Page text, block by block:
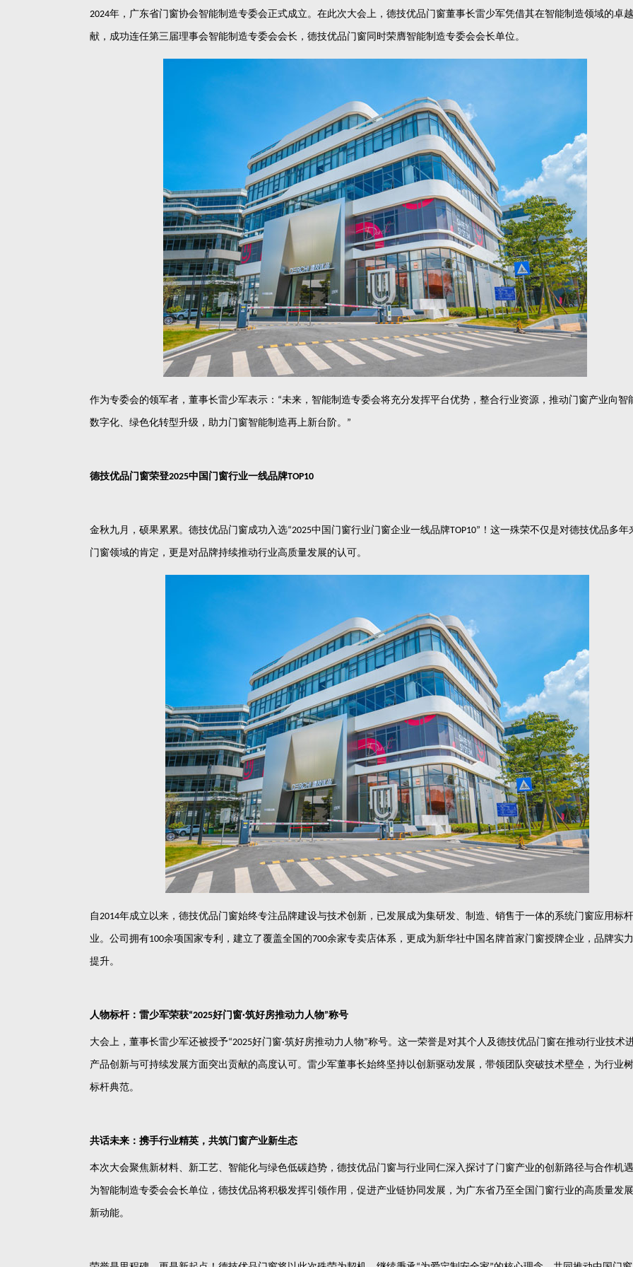
2024年，广东省门窗协会智能制造专委会正式成立。在此次大会上，德技优品门窗董事长雷少军凭借其在智能制造领域的卓
献，成功连任第三届理事会智能制造专委会会长，德技优品门窗同时荣膺智能制造专委会会长单位。
作为专委会的领军者，董事长雷少军表示： “未来，智能制造专委会将充分发挥平台优势，整合行业资源，推动门窗产业向智
数字化、绿色化转型升级，助力门窗智能制造再上新台阶。 ”
德技优品门窗荣登2025中国门窗行业一线品牌TOP10
金秋九月，硕果累累。德技优品门窗成功入选“2025中国门窗行业门窗企业一线品牌TOP10” ！这一殊荣不仅是对德技优品多年
门窗领域的肯定，更是对品牌持续推动行业高质量发展的认可。
自2014年成立以来，德技优品门窗始终专注品牌建设与技术创新，已发展成为集研发、制造、销售于一体的系统门窗应用标
业。公司拥有100余项国家专利，建立了覆盖全国的700余家专卖店体系，更成为新华社中国名牌首家门窗授牌企业，品牌实
提升。
人物标杆：雷少军荣获“2025好门窗·筑好房推动力人物”称号
大会上，董事长雷少军还被授予“2025好门窗·筑好房推动力人物”称号。这一荣誉是对其个人及德技优品门窗在推动行业技术进
产品创新与可持续发展方面突出贡献的高度认可。雷少军董事长始终坚持以创新驱动发展，带领团队突破技术壁垒，为行业
标杆典范。
共话未来：携手行业精英，共筑门窗产业新生态
本次大会聚焦新材料、新工艺、智能化与绿色低碳趋势，德技优品门窗与行业同仁深入探讨了门窗产业的创新路径与合作机
为智能制造专委会会长单位，德技优品将积极发挥引领作用，促进产业链协同发展，为广东省乃至全国门窗行业的高质量发
新动能。